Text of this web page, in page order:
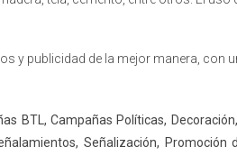
y publicidad de la mejor manera, con
BTL, Campañas Políticas,
Señalización,